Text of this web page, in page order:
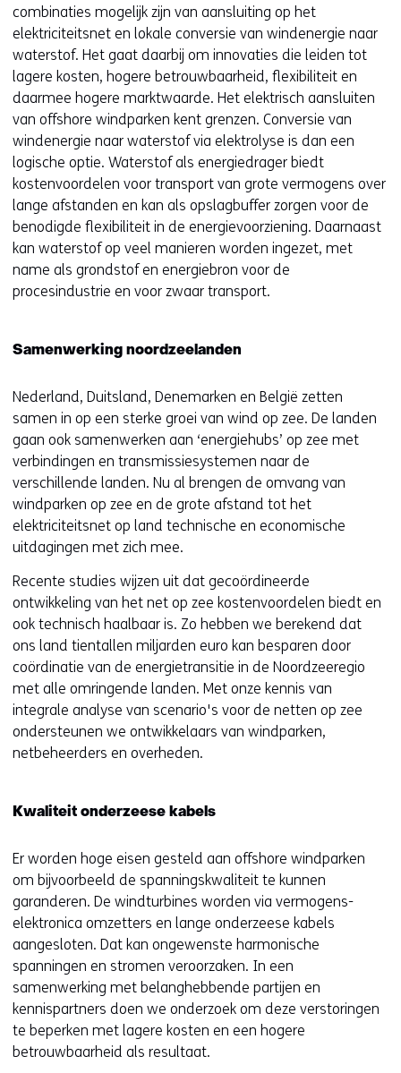
combinaties mogelijk zijn van aansluiting op het
elektriciteitsnet en lokale conversie van windenergie naar
waterstof. Het gaat daarbij om innovaties die leiden tot
lagere kosten, hogere betrouwbaarheid, flexibiliteit en
daarmee hogere marktwaarde. Het elektrisch aansluiten
van offshore windparken kent grenzen. Conversie van
windenergie naar waterstof via elektrolyse is dan een
logische optie. Waterstof als energiedrager biedt
kostenvoordelen voor transport van grote vermogens over
lange afstanden en kan als opslagbuffer zorgen voor de
benodigde flexibiliteit in de energievoorziening. Daarnaast
kan waterstof op veel manieren worden ingezet, met
name als grondstof en energiebron voor de
procesindustrie en voor zwaar transport.
Samenwerking noordzeelanden
Nederland, Duitsland, Denemarken en België zetten
samen in op een sterke groei van wind op zee. De landen
gaan ook samenwerken aan ‘energiehubs’ op zee met
verbindingen en transmissiesystemen naar de
verschillende landen. Nu al brengen de omvang van
windparken op zee en de grote afstand tot het
elektriciteitsnet op land technische en economische
uitdagingen met zich mee.
Recente studies wijzen uit dat gecoördineerde
ontwikkeling van het net op zee kostenvoordelen biedt en
ook technisch haalbaar is. Zo hebben we berekend dat
ons land tientallen miljarden euro kan besparen door
coördinatie van de energietransitie in de Noordzeeregio
met alle omringende landen. Met onze kennis van
integrale analyse van scenario's voor de netten op zee
ondersteunen we ontwikkelaars van windparken,
netbeheerders en overheden.
Kwaliteit onderzeese kabels
Er worden hoge eisen gesteld aan offshore windparken
om bijvoorbeeld de spanningskwaliteit te kunnen
garanderen. De windturbines worden via vermogens-
elektronica omzetters en lange onderzeese kabels
aangesloten. Dat kan ongewenste harmonische
spanningen en stromen veroorzaken. In een
samenwerking met belanghebbende partijen en
kennispartners doen we onderzoek om deze verstoringen
te beperken met lagere kosten en een hogere
betrouwbaarheid als resultaat.